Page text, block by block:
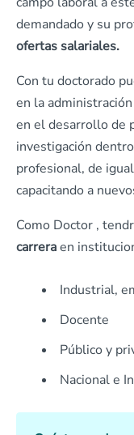
demandado y su
ofertas salariales.
Con tu doctorado
en la
en el desarrollo de
investigación
profesional, de
capacitando a
Como Doctor ,
carreraen
Industrial,
Docente
Público y
Nacional e